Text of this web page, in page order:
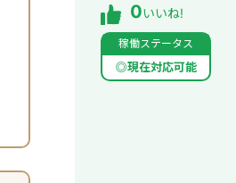
0いいね!
稼働ステータス
◎現在対応可能